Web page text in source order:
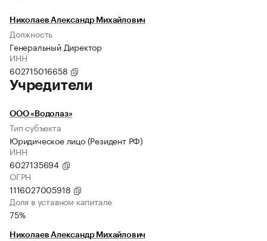
Николаев Александр Михайлович
Должность
Генеральный Директор
ИНН
602715016658
Учредители
ООО «Водолаз»
Тип субъекта
Юридическое лицо (Резидент РФ)
ИНН
6027135694
ОГРН
1116027005918
Доля в уставном капитале
75%
Николаев Александр Михайлович